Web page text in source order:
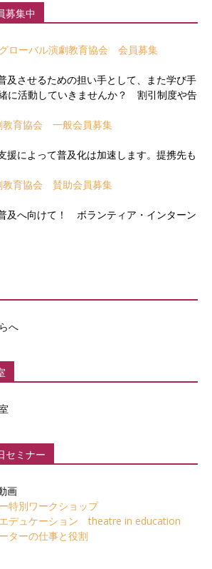
募集中
及させるための担い手として、また学び手
に活動していきませんか？ 割引制度や告
教育協会 一般会員募集
援によって普及化は加速します。提携先も
教育協会 賛助会員募集
及へ向けて！ ボランティア・インターン
セミナー
画